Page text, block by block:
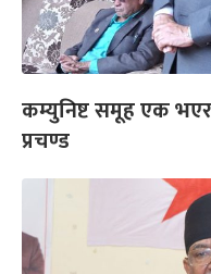
कम्युनिष्ट समूह एक
प्रचण्ड